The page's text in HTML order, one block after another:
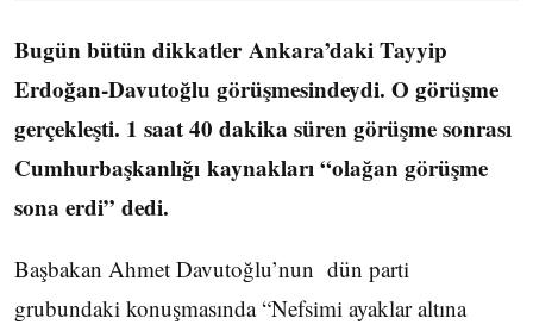
Bugün bütün dikkatler Ankara’daki Tayyip
Erdoğan-Davutoğlu görüşmesindeydi. O görüşme
gerçekleşti. 1 saat 40 dakika süren görüşme sonrası
Cumhurbaşkanlığı kaynakları “olağan görüşme
sona erdi” dedi.
Başbakan Ahmet Davutoğlu’nun dün parti
grubundaki konuşmasında “Nefsimi ayaklar altına